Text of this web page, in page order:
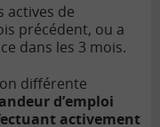
actives de
précédent, ou a
dans les 3 mois.
différente
d’emploi
activement